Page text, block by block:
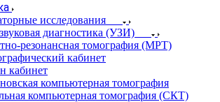
исследования
диагностика (УЗИ)
резонансная томография (МРТ)
кабинет
кабинет
компьютерная томография
компьютерная томография (СКТ)